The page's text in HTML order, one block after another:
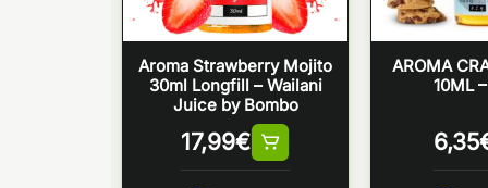
Aroma Strawberry Mojito
30ml Longfill – Wailani
Juice by Bombo
17,99€
AROMA
10ML
6,35